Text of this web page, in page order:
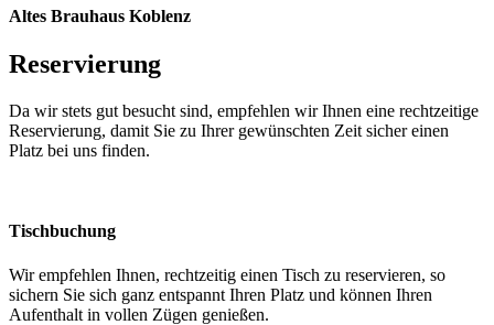
Altes Brauhaus Koblenz
Reservierung
Da wir stets gut besucht sind, empfehlen wir Ihnen eine rechtzeitige
Reservierung, damit Sie zu Ihrer gewünschten Zeit sicher einen
Platz bei uns finden.
Tischbuchung
Wir empfehlen Ihnen, rechtzeitig einen Tisch zu reservieren, so
sichern Sie sich ganz entspannt Ihren Platz und können Ihren
Aufenthalt in vollen Zügen genießen.